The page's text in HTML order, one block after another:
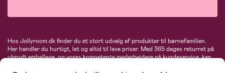
Hos Jollyroom.dk finder du et stort udvalg af produkter til børnefamilien.
Her handler du hurtigt, let og altid til lave priser. Med 365 dages returret på
ubrudt emballage, og vores kompetente medarbejdere på kundeservice, kan